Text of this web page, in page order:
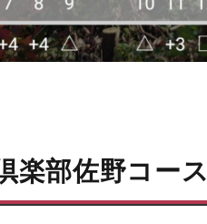
楽部佐野コース